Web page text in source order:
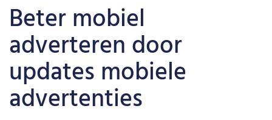
Beter mobiel
adverteren door
updates mobiele
advertenties